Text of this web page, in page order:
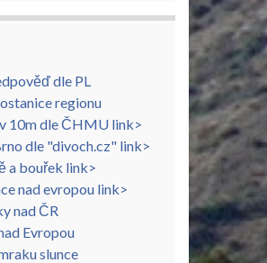
dle PL
regionu
10m dle ČHMU link>
dle "divoch.cz" link>
a bouřek link>
nad evropou link>
nad ČR
Evropou
slunce